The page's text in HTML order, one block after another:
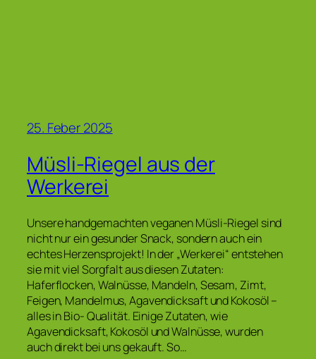
25. Feber 2025
Müsli-Riegel aus der
Werkerei
Unsere handgemachten veganen Müsli-Riegel sind
nicht nur ein gesunder Snack, sondern auch ein
echtes Herzensprojekt! In der „Werkerei“ entstehen
sie mit viel Sorgfalt aus diesen Zutaten:
Haferflocken, Walnüsse, Mandeln, Sesam, Zimt,
Feigen, Mandelmus, Agavendicksaft und Kokosöl –
alles in Bio- Qualität. Einige Zutaten, wie
Agavendicksaft, Kokosöl und Walnüsse, wurden
auch direkt bei uns gekauft. So…